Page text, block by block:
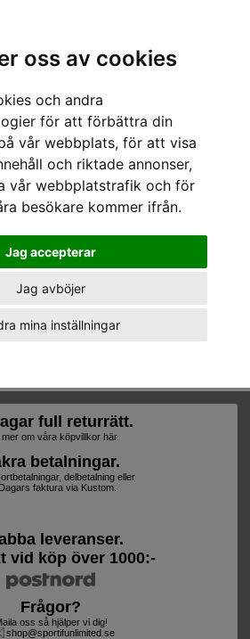
oss av cookies
och andra
för att förbättra din
vår webbplats, för att visa
och riktade annonser,
vår webbplatstrafik och för
besökare kommer ifrån.
Jag accepterar
Jag avböjer
mina inställningar
inga produkter. Prova igen.
full returrätt.
mer om våra köpvillkor här.
betalningar.
delbetalning eller
faktura via Kustom.
leveranser.
vid köp över 1000:-
Frågor?
oss så hjälper vi dig!
shop@sportifunlimited.se